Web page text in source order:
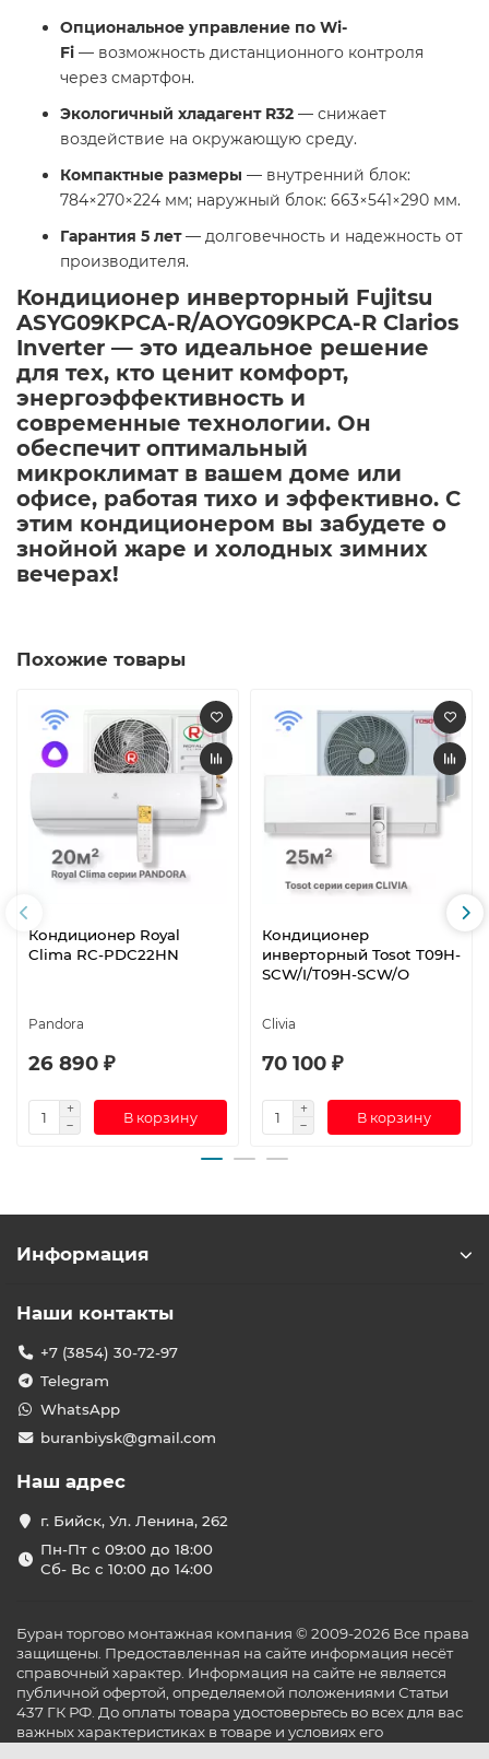
Опциональное управление по Wi-
Fi — возможность дистанционного контроля
через смартфон.​
Экологичный хладагент R32 — снижает
воздействие на окружающую среду.​
Компактные размеры — внутренний блок:
784×270×224 мм; наружный блок: 663×541×290 мм. ​
Гарантия 5 лет— долговечность и надежность от
производителя.​
Кондиционер инверторный Fujitsu
ASYG09KPCA-R/AOYG09KPCA-R Clarios
Inverter — это идеальное решение
для тех, кто ценит комфорт,
энергоэффективность и
современные технологии. Он
обеспечит оптимальный
микроклимат в вашем доме или
офисе, работая тихо и эффективно. С
этим кондиционером вы забудете о
знойной жаре и холодных зимних
вечерах!​
Похожие товары
Кондиционер Royal
Clima RC-PDC22HN
Pandora
26 890 ₽
В корзину
Кондиционер
инверторный Tosot T09H-
SCW/I/T09H-SCW/O
Clivia
70 100 ₽
В корзину
Информация
Наши контакты
+7 (3854) 30-72-97
Telegram
WhatsApp
buranbiysk@gmail.com
Наш адрес
г. Бийск, Ул. Ленина, 262
Пн-Пт с 09:00 до 18:00
Сб- Вс с 10:00 до 14:00
Буран торгово монтажная компания © 2009-2026 Все права
защищены. Предоставленная на сайте информация несёт
справочный характер. Информация на сайте не является
публичной офертой, определяемой положениями Статьи
437 ГК РФ. До оплаты товара удостоверьтесь во всех для вас
важных характеристиках в товаре и условиях его